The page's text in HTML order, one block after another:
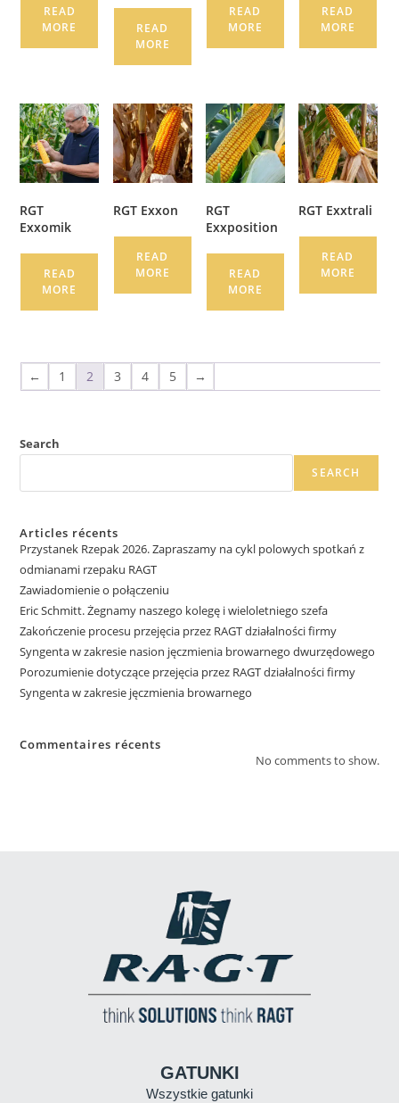
READ
MORE
READ
MORE
READ
MORE
READ
MORE
RGT
Exxomik
READ
MORE
RGT Exxon
READ
MORE
RGT
Exxposition
READ
MORE
RGT Exxtrali
READ
MORE
← 1 2 3 4 5 →
Search
SEARCH
Articles récents
Przystanek Rzepak 2026. Zapraszamy na cykl polowych spotkań z
odmianami rzepaku RAGT
Zawiadomienie o połączeniu
Eric Schmitt. Żegnamy naszego kolegę i wieloletniego szefa
Zakończenie procesu przejęcia przez RAGT działalności firmy
Syngenta w zakresie nasion jęczmienia browarnego dwurzędowego
Porozumienie dotyczące przejęcia przez RAGT działalności firmy
Syngenta w zakresie jęczmienia browarnego
Commentaires récents
No comments to show.
GATUNKI
Wszystkie gatunki